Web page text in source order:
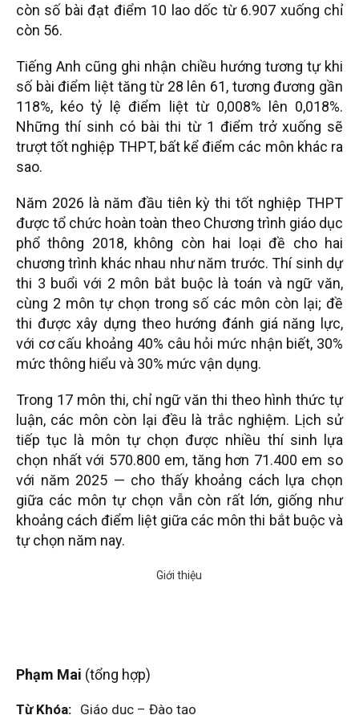
còn số bài đạt điểm 10 lao dốc từ 6.907 xuống chỉ
còn 56.
Tiếng Anh cũng ghi nhận chiều hướng tương tự khi
số bài điểm liệt tăng từ 28 lên 61, tương đương gần
118%, kéo tỷ lệ điểm liệt từ 0,008% lên 0,018%.
Những thí sinh có bài thi từ 1 điểm trở xuống sẽ
trượt tốt nghiệp THPT, bất kể điểm các môn khác ra
sao.
Năm 2026 là năm đầu tiên kỳ thi tốt nghiệp THPT
được tổ chức hoàn toàn theo Chương trình giáo dục
phổ thông 2018, không còn hai loại đề cho hai
chương trình khác nhau như năm trước. Thí sinh dự
thi 3 buổi với 2 môn bắt buộc là toán và ngữ văn,
cùng 2 môn tự chọn trong số các môn còn lại; đề
thi được xây dựng theo hướng đánh giá năng lực,
với cơ cấu khoảng 40% câu hỏi mức nhận biết, 30%
mức thông hiểu và 30% mức vận dụng.
Trong 17 môn thi, chỉ ngữ văn thi theo hình thức tự
luận, các môn còn lại đều là trắc nghiệm. Lịch sử
tiếp tục là môn tự chọn được nhiều thí sinh lựa
chọn nhất với 570.800 em, tăng hơn 71.400 em so
với năm 2025 — cho thấy khoảng cách lựa chọn
giữa các môn tự chọn vẫn còn rất lớn, giống như
khoảng cách điểm liệt giữa các môn thi bắt buộc và
tự chọn năm nay.
Phạm Mai (tổng hợp)
Từ Khóa: Giáo dục – Đào tạo